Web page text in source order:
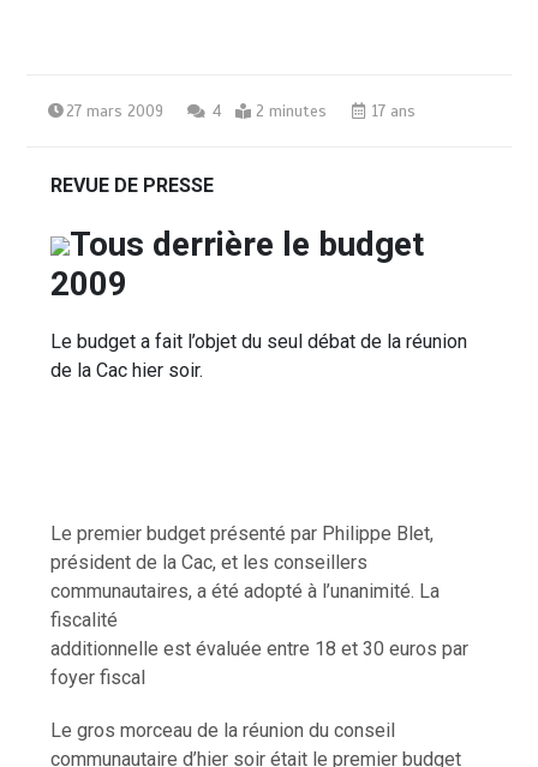
27 mars 2009 4 2 minutes 17 ans
REVUE DE PRESSE
Tous derrière le budget
2009
Le budget a fait l’objet du seul débat de la réunion
de la Cac hier soir.
Le premier budget présenté par Philippe Blet,
président de la Cac, et les conseillers
communautaires, a été adopté à l’unanimité. La
fiscalité
additionnelle est évaluée entre 18 et 30 euros par
foyer fiscal
Le gros morceau de la réunion du conseil
communautaire d’hier soir était le premier budget